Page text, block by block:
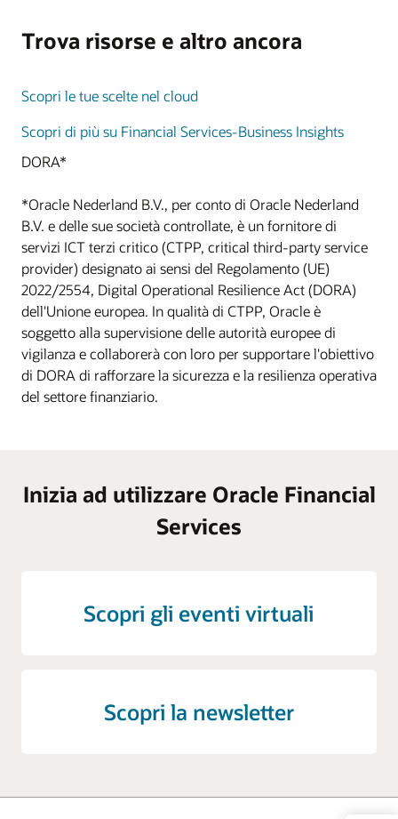
Trova risorse e altro ancora
Scopri le tue scelte nel cloud
Scopri di più su Financial Services-Business Insights
DORA*
*Oracle Nederland B.V., per conto di Oracle Nederland
B.V. e delle sue società controllate, è un fornitore di
servizi ICT terzi critico (CTPP, critical third-party service
provider) designato ai sensi del Regolamento (UE)
2022/2554, Digital Operational Resilience Act (DORA)
dell'Unione europea. In qualità di CTPP, Oracle è
soggetto alla supervisione delle autorità europee di
vigilanza e collaborerà con loro per supportare l'obiettivo
di DORA di rafforzare la sicurezza e la resilienza operativa
del settore finanziario.
Inizia ad utilizzare Oracle Financial
Services
Scopri gli eventi virtuali
Scopri la newsletter